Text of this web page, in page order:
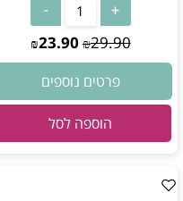
₪29.90
₪23.90
פרטים נוספים
הוספה לסל